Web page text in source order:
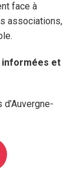
face à
associations,
informées et